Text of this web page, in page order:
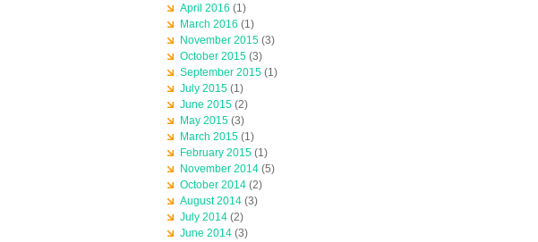
April 2016 (1)
March 2016 (1)
November 2015 (3)
October 2015 (3)
September 2015 (1)
July 2015 (1)
June 2015 (2)
May 2015 (3)
March 2015 (1)
February 2015 (1)
November 2014 (5)
October 2014 (2)
August 2014 (3)
July 2014 (2)
June 2014 (3)